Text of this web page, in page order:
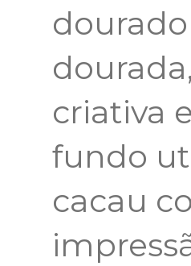
criativa
fundo
cacau